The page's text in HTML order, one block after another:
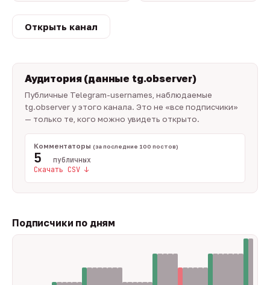
Открыть канал
Аудитория (данные tg.observer)
Публичные Telegram-usernames, наблюдаемые
tg.observer у этого канала. Это не «все подписчики»
— только те, кого можно увидеть открыто.
Комментаторы(за последние 100 постов)
5 публичных
Скачать CSV ↓
Подписчики по дням